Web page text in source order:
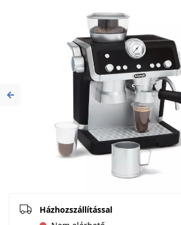
Previous
Házhozszállítással